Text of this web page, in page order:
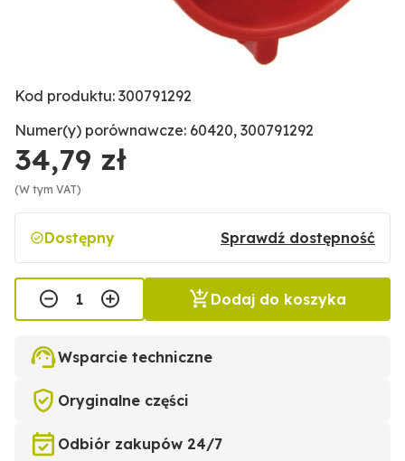
Kod produktu: 300791292
Numer(y) porównawcze: 60420, 300791292
34,79 zł
(W tym VAT)
Dostępny Sprawdź dostępność
Dodaj do koszyka
Wsparcie techniczne
Oryginalne części
Odbiór zakupów 24/7